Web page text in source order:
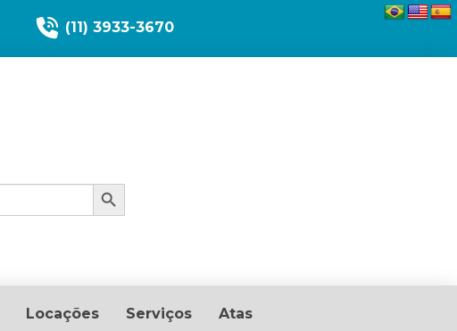
(11) 3933-3670
Search Button
Locações Serviços Atas